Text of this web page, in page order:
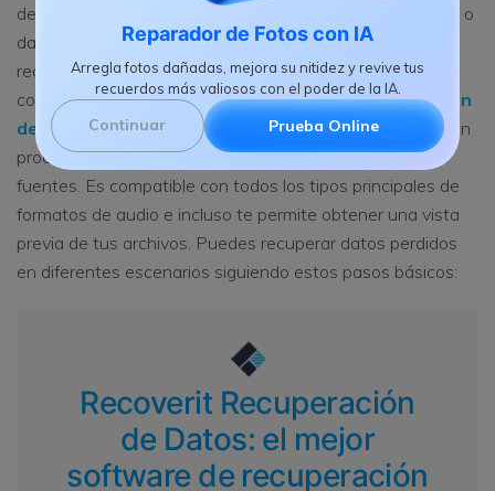
Reparador de Fotos con IA
Arregla fotos dañadas, mejora su nitidez y revive tus
recuerdos más valiosos con el poder de la IA.
Continuar Prueba Online
definición en Windows 10, es posible que hayas perdido o
dañado algunos archivos. Bueno, en este caso,
recomendaría usar una herramienta de recuperación
confiable para Windows, comoRecoverit Recuperación
de Datos. Desarrollado por Wondershare, proporciona un
proceso de clic rápido para recuperar datos de varias
fuentes. Es compatible con todos los tipos principales de
formatos de audio e incluso te permite obtener una vista
previa de tus archivos. Puedes recuperar datos perdidos
en diferentes escenarios siguiendo estos pasos básicos:
Recoverit Recuperación
de Datos: el mejor
software de recuperación